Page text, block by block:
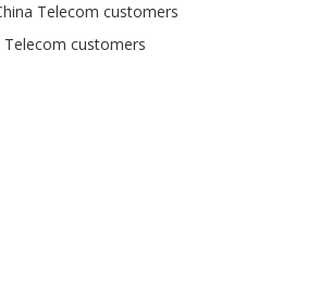
Telecom customers
customers